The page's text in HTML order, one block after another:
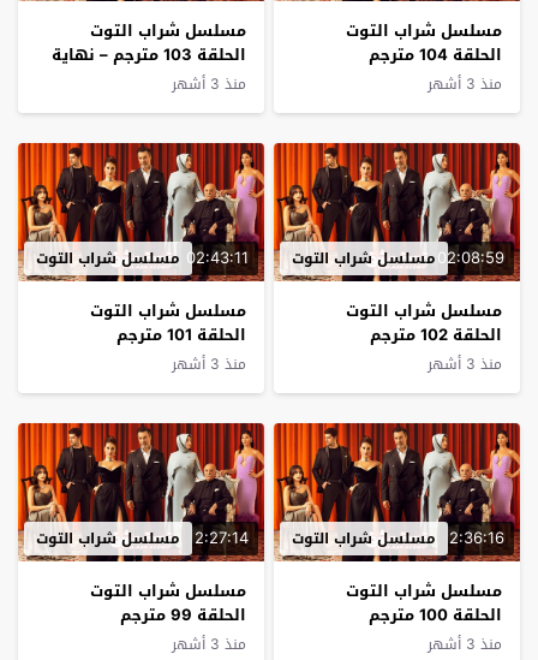
مسلسل شراب التوت
الحلقة 104 مترجم
منذ 3 أشهر
مسلسل شراب التوت
الحلقة 103 مترجم – نهاية
الموسم
منذ 3 أشهر
02:08:59مسلسل شراب التوت
مسلسل شراب التوت
الحلقة 102 مترجم
منذ 3 أشهر
02:43:11 مسلسل شراب التوت
مسلسل شراب التوت
الحلقة 101 مترجم
منذ 3 أشهر
2:36:16 مسلسل شراب التوت
مسلسل شراب التوت
الحلقة 100 مترجم
منذ 3 أشهر
2:27:14 مسلسل شراب التوت
مسلسل شراب التوت
الحلقة 99 مترجم
منذ 3 أشهر